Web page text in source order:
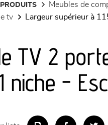
meubles de
tv
largeur supérieur à
TV 2
niche -